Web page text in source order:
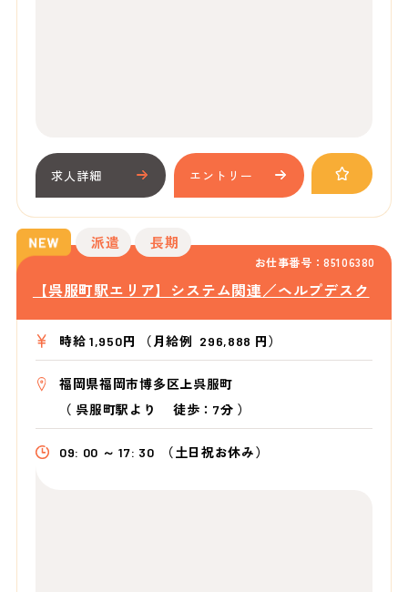
求人詳細 エントリー
お仕事番号：85106380
派遣 長期
【呉服町駅エリア】システム関連／ヘルプデスク
時給 1,950円 （月給例 296,888 円）
福岡県福岡市博多区上呉服町
（ 呉服町駅より 徒歩：7分 ）
09: 00 ～ 17: 30 （土日祝お休み）